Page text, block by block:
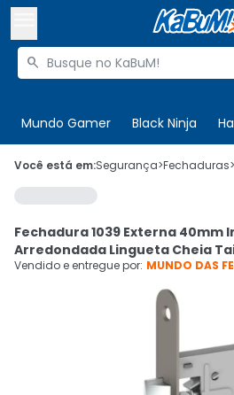
Buscar produtos

Mundo Gamer Black Ninja
 Olá. Acesse sua conta
 Departamentos
Cupons
Ativar tradutor em libras
CADASTRE-
Você está em:Segurança>Fechaduras>
Fechadura 1039 Externa 40mm
Arredondada Lingueta Cheia
Vendido e entregue por: MUNDO DAS